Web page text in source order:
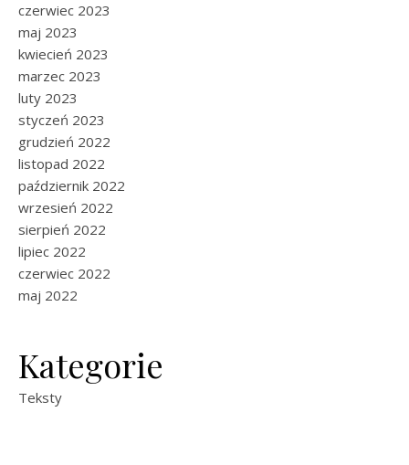
czerwiec 2023
maj 2023
kwiecień 2023
marzec 2023
luty 2023
styczeń 2023
grudzień 2022
listopad 2022
październik 2022
wrzesień 2022
sierpień 2022
lipiec 2022
czerwiec 2022
maj 2022
Kategorie
Teksty